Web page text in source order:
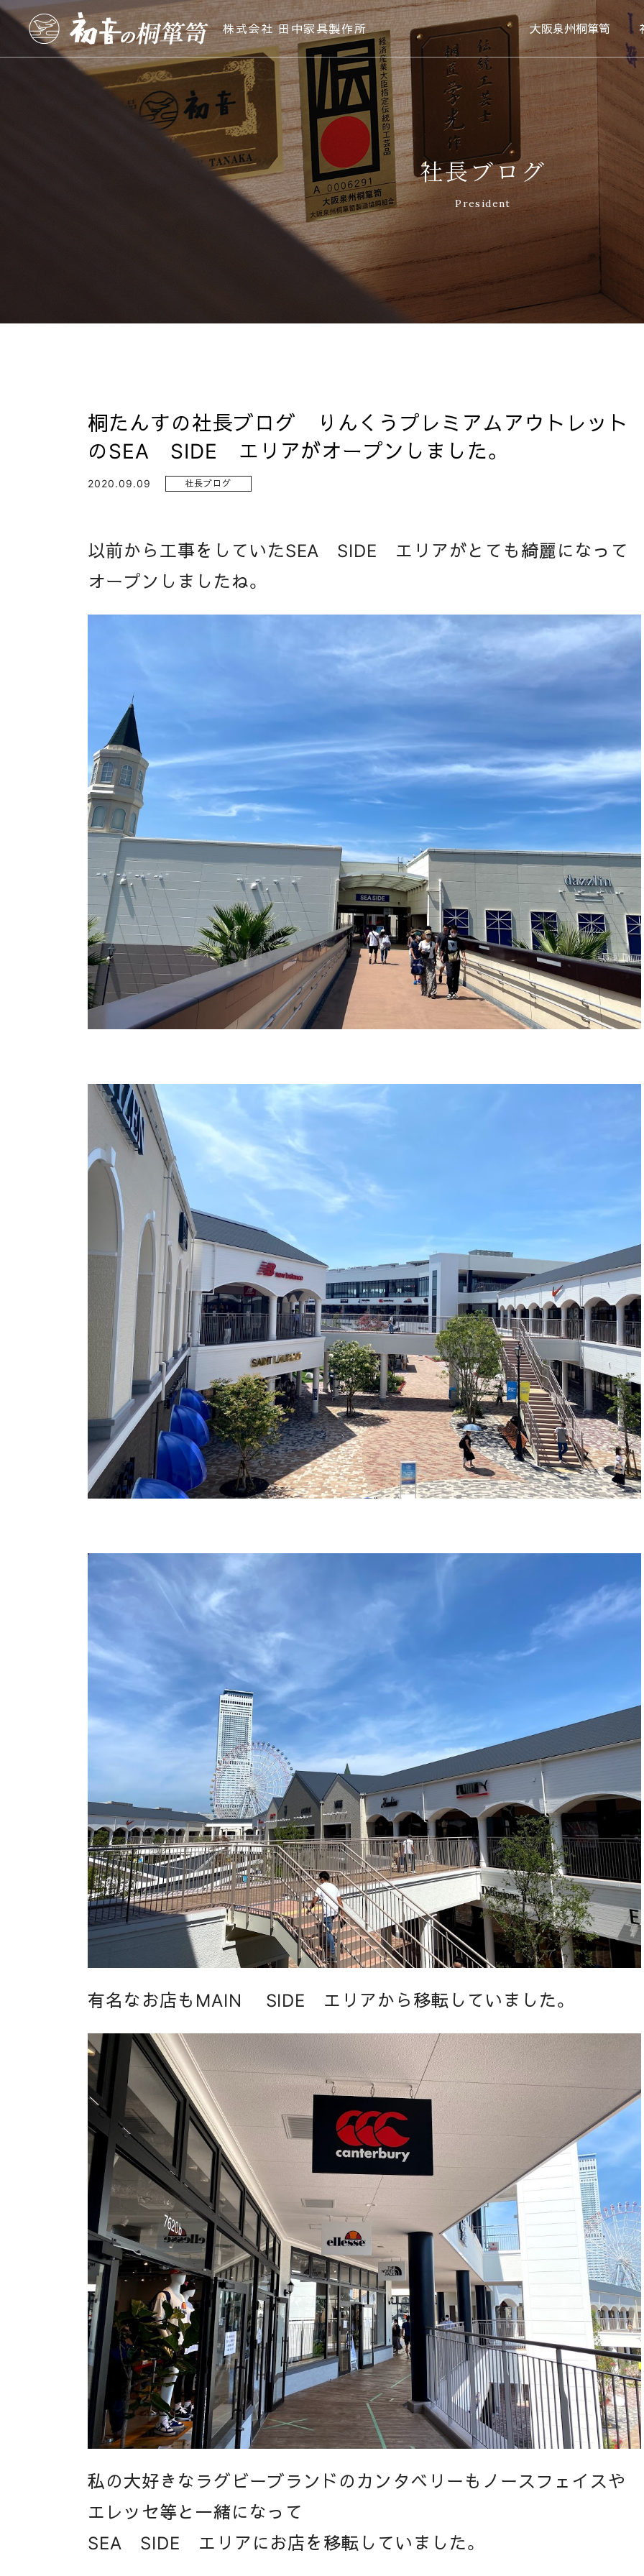
株式会社 田中家具製作所 大阪泉州桐箪笥
社長ブログ
President
桐たんすの社長ブログ りんくうプレミアムアウトレット
のSEA SIDE エリアがオープンしました。
2020.09.09 社長ブログ
以前から工事をしていたSEA SIDE エリアがとても綺麗になって
オープンしましたね。
有名なお店もMAIN SIDE エリアから移転していました。
私の大好きなラグビーブランドのカンタベリーもノースフェイスや
エレッセ等と一緒になって
SEA SIDE エリアにお店を移転していました。